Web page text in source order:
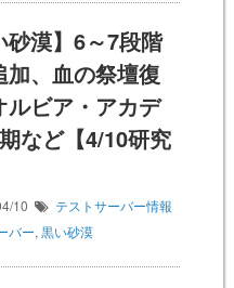
砂漠】6～7段階
加、血の祭壇復
ルビア・アカデ
など【4/10研究
10
テストサーバー情報
バー, 黒い砂漠